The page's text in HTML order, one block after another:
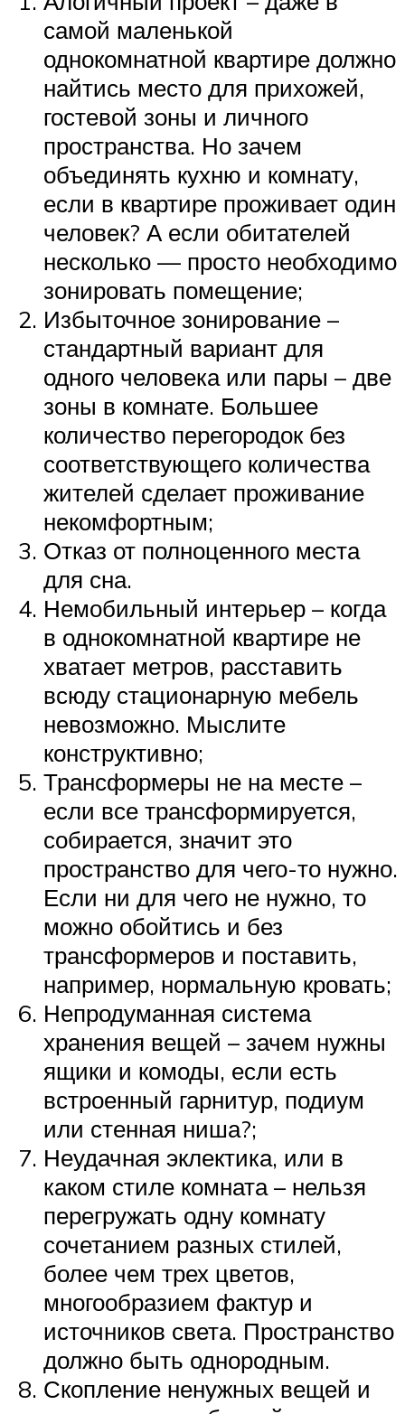
самой маленькой
однокомнатной квартире должно
найтись место для прихожей,
гостевой зоны и личного
пространства. Но зачем
объединять кухню и комнату,
если в квартире проживает один
человек? А если обитателей
несколько — просто необходимо
зонировать помещение;
Избыточное зонирование –
стандартный вариант для
одного человека или пары – две
зоны в комнате. Большее
количество перегородок без
соответствующего количества
жителей сделает проживание
некомфортным;
Отказ от полноценного места
для сна.
Немобильный интерьер – когда
в однокомнатной квартире не
хватает метров, расставить
всюду стационарную мебель
невозможно. Мыслите
конструктивно;
Трансформеры не на месте –
если все трансформируется,
собирается, значит это
пространство для чего-то нужно.
Если ни для чего не нужно, то
можно обойтись и без
трансформеров и поставить,
например, нормальную кровать;
Непродуманная система
хранения вещей – зачем нужны
ящики и комоды, если есть
встроенный гарнитур, подиум
или стенная ниша?;
Неудачная эклектика, или в
каком стиле комната – нельзя
перегружать одну комнату
сочетанием разных стилей,
более чем трех цветов,
многообразием фактур и
источников света. Пространство
должно быть однородным.
Скопление ненужных вещей и